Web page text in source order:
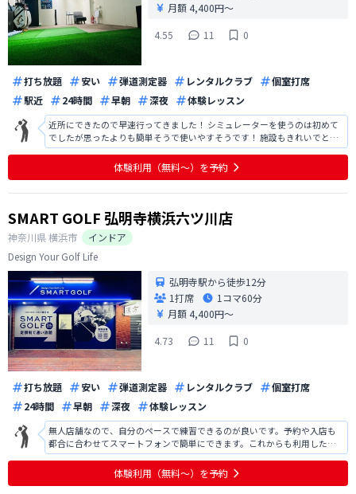
月額 4,400円〜
4.55
11 0
打ち放題 安い 弾道測定器 レンタルクラブ
個室打席
駅近
24時間 早朝 深夜 体験レッスン
近所にできたので早速行ってきました！ シミュレーターを使うのは初めて
でしたが思ったよりも簡単そうで使いやすそうです！ 施設もきれいでとて
も快適です
体験利用（無料〜）を予約
SMART GOLF 弘明寺横浜六ツ川店
神奈川県横浜市
インドア
Design Your Golf Life
弘明寺駅から徒歩12分
1打席
1コマ60分
月額 4,400円〜
4.73
11 0
打ち放題 安い 弾道測定器 レンタルクラブ
個室打席
24時間
早朝 深夜 体験レッスン
無人店舗なので、自分のペースで練習できるのが良いです。予約や入店も
都合に合わせてスマートフォンで簡単にできます。これからも利用したい
です。
体験利用（無料〜）を予約